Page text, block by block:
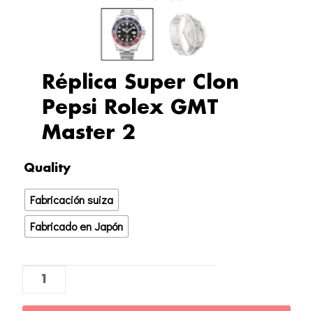
Réplica Super Clon
Pepsi Rolex GMT
Master 2
Quality
Fabricación suiza
Fabricado en Japón
Réplica
Clon
Pepsi
Rolex
GMT
Master
2